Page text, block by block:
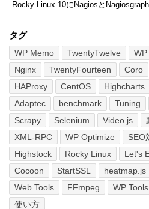
Rocky Linux 10にNagiosと
タグ
WP Memo TwentyTwelve WP
Nginx
TwentyFourteen Coro
HAProxy
CentOS Highcharts
Adaptec
benchmark Tuning
Scrapy
Selenium Video.js
XML-RPC
WP Optimize SEO
Highstock
Rocky Linux Let's
Cocoon
StartSSL heatmap.js
Web Tools
FFmpeg WP Tools
使い方